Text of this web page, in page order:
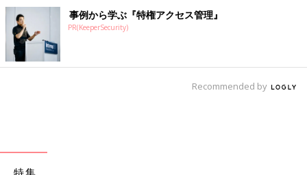
このようなアトピー素因があったり、目をよくかいている、目が
赤い、目が腫れている、めやにがでる、など上記に記した状態が
当てはまれば病院を受診するようにしてください。症状が起こる
一定の時期があるのか、一年を通して症状があるか、物理的な刺
激はないかどうかもあわせて確認してみましょう。
これらのアレルギー性結膜炎に当てはまるようなサイン（臨床
像）に加え、眼科では顕微鏡を用いてまぶたの裏や目の表面の特
事例から学ぶ『特権アクセス管理』
PR(KeeperSecurity)
Recommended by
特集